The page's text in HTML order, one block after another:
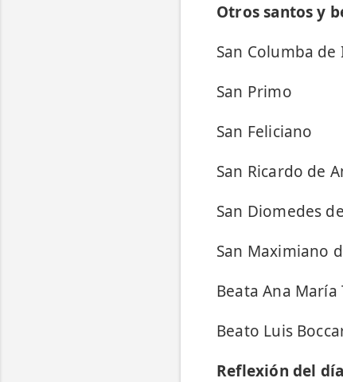
Otros santos y
San Columba de
San Primo
San Feliciano
San Ricardo de
San Diomedes
San Maximiano
Beata Ana María
Beato Luis
Reflexión del día